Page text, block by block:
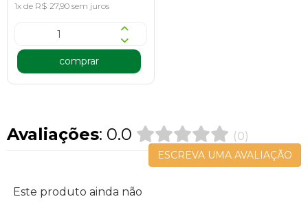
1x de R$ 27,90 sem juros
comprar
Avaliações: 0.0 (0)
ESCREVA UMA AVALIAÇÃO
Este produto ainda não